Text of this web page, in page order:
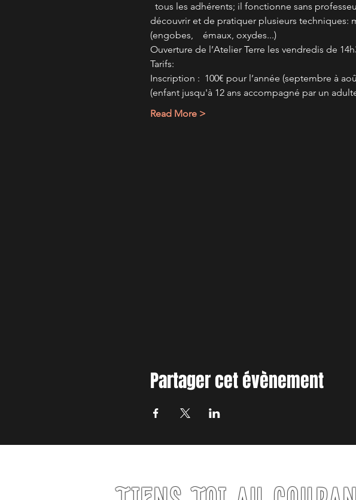
tous les adhérents; il fonctionne sans
découvrir et de pratiquer plusieurs
(engobes,    émaux, oxydes...)
Ouverture de l’Atelier Terre les vendredis de
Tarifs:
Inscription :  100€ pour l’année (septembre à
(enfant jusqu'à 12 ans accompagné par un
Read More >
Partager cet évènement